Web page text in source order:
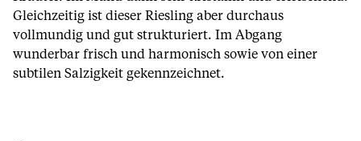
Gleichzeitig ist dieser Riesling aber durchaus
vollmundig und gut strukturiert. Im Abgang
wunderbar frisch und harmonisch sowie von einer
subtilen Salzigkeit gekennzeichnet.